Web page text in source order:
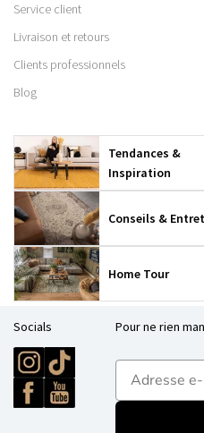
Service client
Livraison et retours
Clients professionnels
Blog
Tendances &
Inspiration
Conseils &
Home Tour
Socials Pour ne rien
E-mailadres